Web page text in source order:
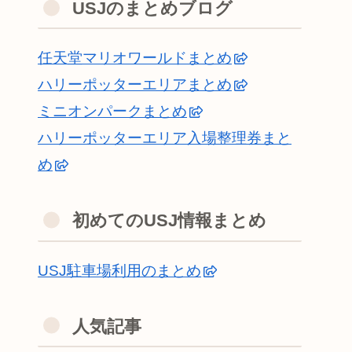
USJのまとめブログ
任天堂マリオワールドまとめ
ハリーポッターエリアまとめ
ミニオンパークまとめ
ハリーポッターエリア入場整理券まと
め
初めてのUSJ情報まとめ
USJ駐車場利用のまとめ
人気記事